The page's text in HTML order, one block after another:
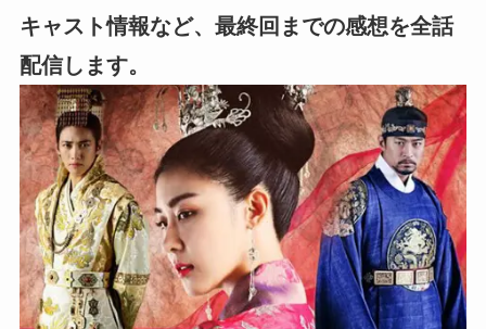
キャスト情報など、最終回までの感想を全話
配信します。